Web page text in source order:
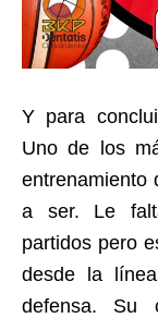
Y para
Uno de los
entrenamiento
a ser. Le
partidos pero
desde la
defensa. Su